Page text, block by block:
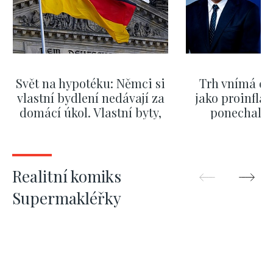
Svět na hypotéku: Němci si
vlastní bydlení nedávají za
domácí úkol. Vlastní byty,
Trh vnímá
jako
ponechali
Realitní komiks
Supermakléřky